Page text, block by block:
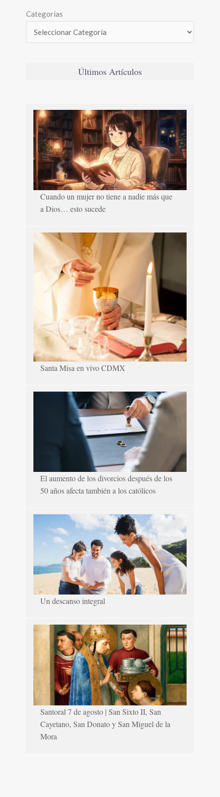
Categorías
Últimos Artículos
Cuando un mujer no tiene a nadie más que
a Dios… esto sucede
Santa Misa en vivo CDMX
El aumento de los divorcios después de los
50 años afecta también a los católicos
Un descanso integral
Santoral 7 de agosto | San Sixto II, San
Cayetano, San Donato y San Miguel de la
Mora